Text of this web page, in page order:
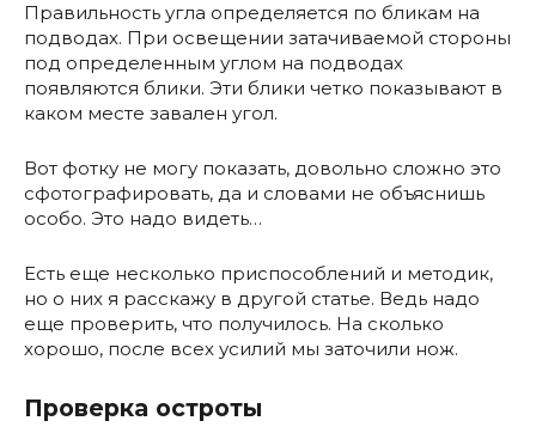
Правильность угла определяется по бликам на
подводах. При освещении затачиваемой стороны
под определенным углом на подводах
появляются блики. Эти блики четко показывают в
каком месте завален угол.
Вот фотку не могу показать, довольно сложно это
сфотографировать, да и словами не объяснишь
особо. Это надо видеть…
Есть еще несколько приспособлений и методик,
но о них я расскажу в другой статье. Ведь надо
еще проверить, что получилось. На сколько
хорошо, после всех усилий мы заточили нож.
Проверка остроты